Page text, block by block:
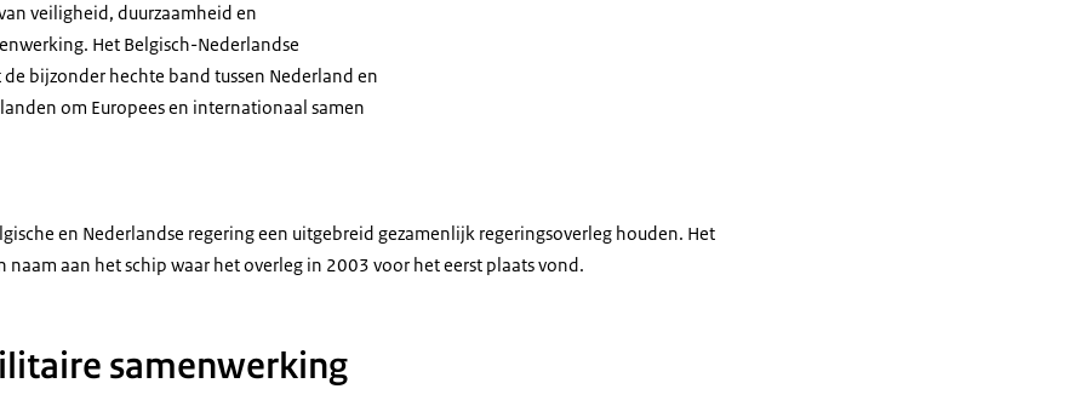
veiligheid, duurzaamheid en
Het Belgisch-Nederlandse
bijzonder hechte band tussen Nederland en
om Europees en internationaal samen
en Nederlandse regering een uitgebreid gezamenlijk regeringsoverleg houden. Het
naam aan het schip waar het overleg in 2003 voor het eerst plaats vond.
samenwerking